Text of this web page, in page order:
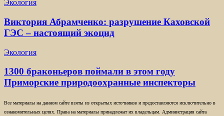
Экология
Виктория Абрамченко: разрушение Каховской
ГЭС – настоящий экоцид
Экология
1300 браконьеров поймали в этом году
Приморские природоохранные инспекторы
Все материалы на данном сайте взяты из открытых источников и предоставляются исключительно в
ознакомительных целях. Права на материалы принадлежат их владельцам. Администрация сайта